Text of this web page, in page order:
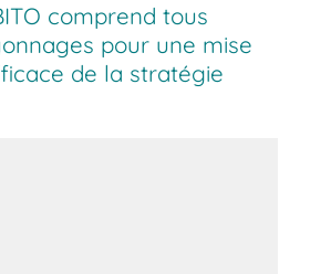
comprend tous
pour une mise
de la stratégie